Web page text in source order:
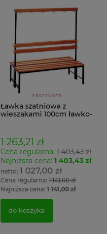
Ławka szatniowa z
wieszakami 100cm ławko-
1 263,21 zł
Cena regularna:1 403,43 zł
Najniższa cena: 1 403,43 zł
1 027,00 zł
Cena regularna:1 141,00 zł
Najniższa cena: 1 141,00 zł
do koszyka